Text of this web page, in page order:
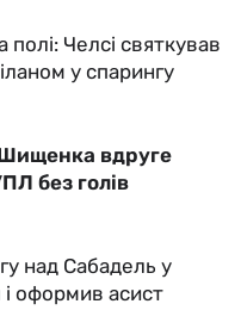
Челсі святкував
у спарингу
вдруге
без голів
над Сабадель у
і оформив асист